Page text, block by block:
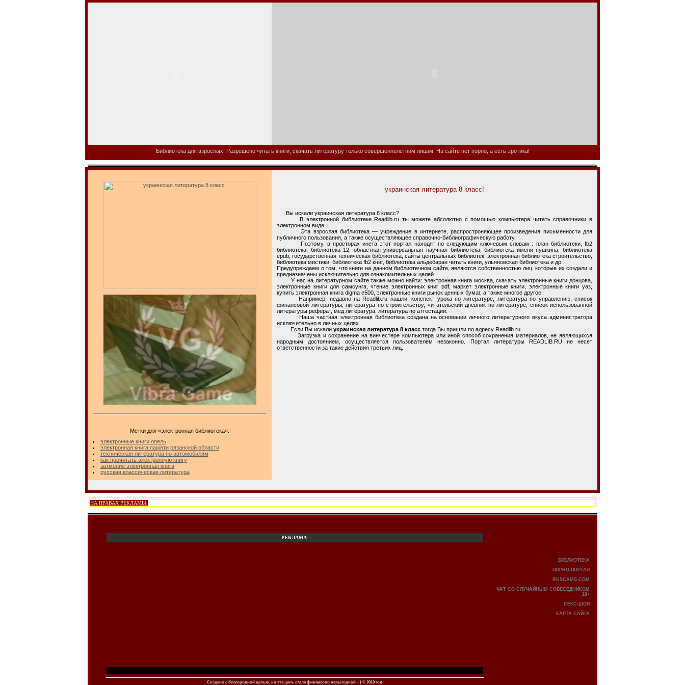
Библиотека для взрослых! Разрешено читать книги, скачать литературу только совершеннолетним лицам! На сайте нет порно, а есть эротика!
Метки для «электронная библиотека»:
электронные книги опель
электронная книга памяти рязанской области
техническая литература по автомобилям
как прочитать электронную книгу
затмение электронная книга
русская классическая литература
украинская литература 8 класс!
Вы искали украинская литература 8 класс?
В электронной библиотеке Readlib.ru ты можете абсолютно с помощью компьютера читать справочники в
электронном виде.
Эта взрослая библиотека — учреждение в интернете, распростроняющее произведения письменности для
публичного пользования, а также осуществляющее справочно-библиографическую работу.
Поэтому, в просторах инета этот портал находят по следующим ключевым словам : план библиотеки, fb2
библиотека, библиотека 12, областная универсальная научная библиотека, библиотека имени пушкина, библиотека
epub, государственная техническая библиотека, сайты центральных библиотек, электронная библиотека строительство,
библиотека мистики, библиотека fb2 книг, библиотека альдебаран читать книги, ульяновская библиотека и др.
Предупреждаем о том, что книги на данном библиотечном сайте, являются собственностью лиц, которые их создали и
предназначены исключительно для ознакомительных целей.
У нас на литературном сайте также можно найти: электронная книга москва, скачать электронные книги донцова,
электронные книги для самсунга, чтение электронных книг pdf, маркет электронные книги, электронные книги уаз,
купить электронная книга digma e500, электронные книги рынок ценных бумаг, а также многое другое.
Например, недавно на Readlib.ru нашли: конспект урока по литературе, литература по управлению, список
финансовой литературы, литература по строительству, читательский дневник по литературе, список использованной
литературы реферат, мед литература, литература по аттестации.
Наша частная электронная библиотека создана на основании личного литературного вкуса администратора
исключительно в личных целях.
Если Вы искали украинская литература 8 класс тогда Вы пришли по адресу Readlib.ru.
Загрузка и сохранение на винчестере компьютера или иной способ сохранения материалов, не являющихся
народным достоянием, осуществляется пользователем незаконно. Портал литературы READLIB.RU не несет
ответственности за такие действия третьих лиц.
НА ПРАВАХ РЕКЛАМЫ:
РЕКЛАМА:
Создано c благородной целью, но эта цель стала финансово невыгодной -;) © 2010 год
БИБЛИОТЕКА
ПОРНО-ПОРТАЛ
RUSCAMS.COM
ЧАТ СО СЛУЧАЙНЫМ СОБЕСЕДНИКОМ
18+
СЕКС-ШОП
КАРТА САЙТА